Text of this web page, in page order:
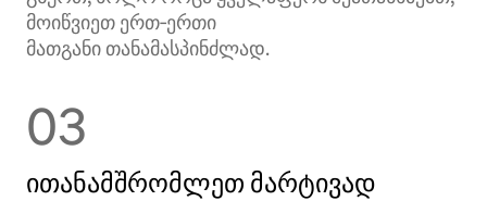
მოიწვიეთ ერთ‑ერთი
მათგანი თანამასპინძლად.
03
ითანამშრომლეთ მარტივად